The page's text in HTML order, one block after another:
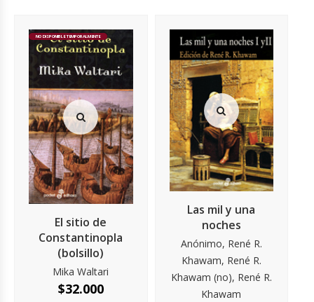
NO DISPONIBLE TEMPORALMENTE
El sitio de
Constantinopla
(bolsillo)
Mika Waltari
$32.000
Las mil y una
noches
Anónimo, René R.
Khawam, René R.
Khawam (no), René R.
Khawam